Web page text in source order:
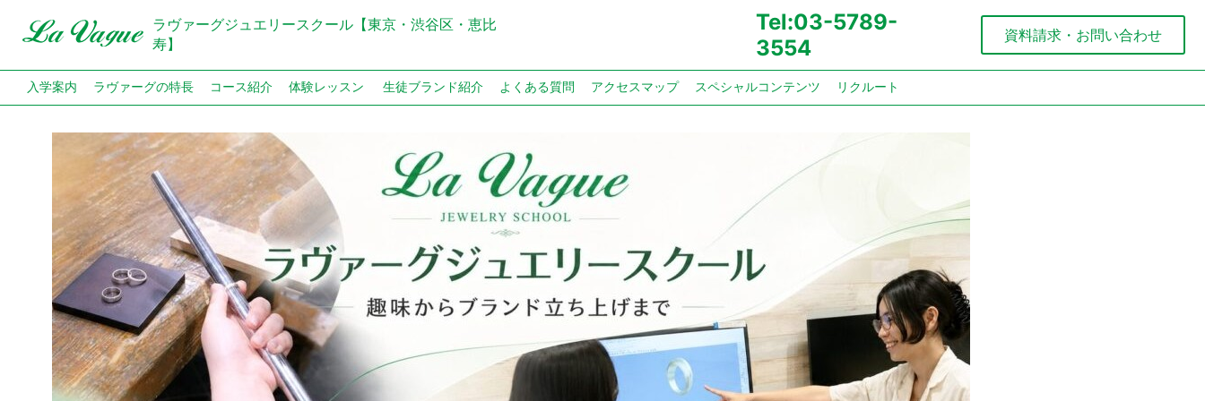
ラヴァーグジュエリースクール【東京・渋谷区・恵比
寿】
Tel:03-5789-
3554
資料請求・お問い合わせ
入学案内 ラヴァーグの特長 コース紹介 体験レッスン 生徒ブランド紹介 よくある質問 アクセスマップ スペシャルコンテンツ リクルート